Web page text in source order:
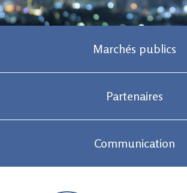
Marchés publics
Partenaires
Communication